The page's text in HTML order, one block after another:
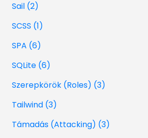
Sail (2)
SCSS (1)
SPA (6)
SQLite (6)
Szerepkörök (Roles) (3)
Tailwind (3)
Támadás (Attacking) (3)